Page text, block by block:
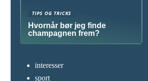
TIPS OG TRICKS
Hvornår bør jeg finde
champagnen frem?
interesser
sport